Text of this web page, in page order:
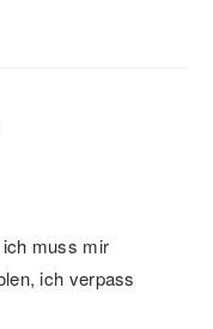
muss mir
ich verpass